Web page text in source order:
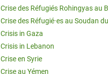
Crise des Réfugiés Rohingyas au
Crise des Réfugié·es au Soudan
Crisis in Gaza
Crisis in Lebanon
Crise en Syrie
Crise au Yémen